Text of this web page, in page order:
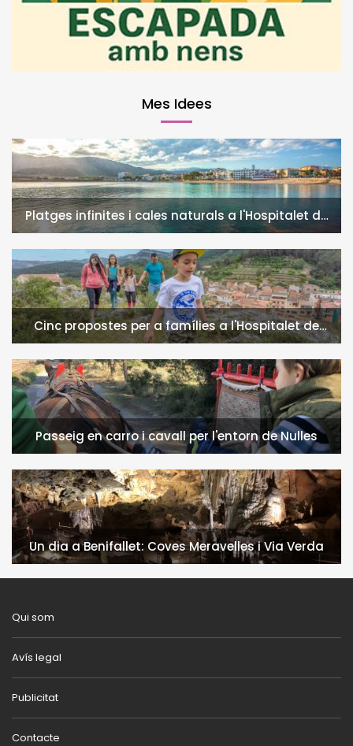
Mes Idees
Platges infinites i cales naturals a l'Hospitalet de
l'Infant i la Vall de Llors
Cinc propostes per a famílies a l'Hospitalet de
l'Infant i la Vall de Llors
Passeig en carro i cavall per l'entorn de Nulles
Un dia a Benifallet: Coves Meravelles i Via Verda
Qui som
Avís legal
Publicitat
Contacte